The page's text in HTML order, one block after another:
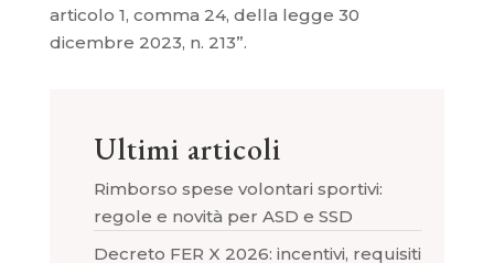
articolo 1, comma 24, della legge 30
dicembre 2023, n. 213”.
Ultimi articoli
Rimborso spese volontari sportivi:
regole e novità per ASD e SSD
Decreto FER X 2026: incentivi, requisiti